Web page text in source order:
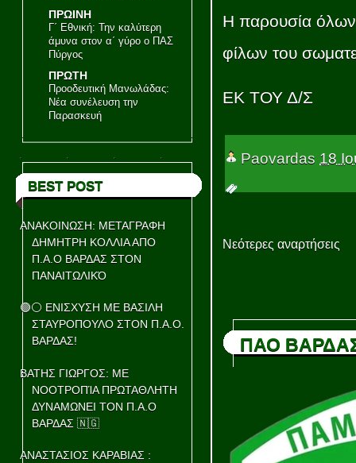
ΠΡΩΙΝΗ
Γ΄ Εθνική: Την καλύτερη
άμυνα στον α΄ γύρο ο ΠΑΣ
Πύργος
ΠΡΩΤΗ
Προοδευτική Μανωλάδας:
Νέα συνέλευση την
Παρασκευή
BEST POST
ΑΝΑΚΟΙΝΩΣΗ: ΜΕΤΑΓΡΑΦΗ
ΔΗΜΗΤΡΗ ΚΟΛΛΙΑ ΑΠΟ
Π.Α.Ο ΒΑΡΔΑΣ ΣΤΟΝ
ΠΑΝΑΙΤΩΛΙΚΌ
🟢⚪ ΕΝΙΣΧΥΣΗ ΜΕ ΒΑΣΙΛΗ
ΣΤΑΥΡΟΠΟΥΛΟ ΣΤΟΝ Π.Α.Ο.
ΒΑΡΔΑΣ!
ΒΑΤΗΣ ΓΙΩΡΓΟΣ: ΜΕ
ΝΟΟΤΡΟΠΊΑ ΠΡΩΤΑΘΛΗΤΗ
ΔΥΝΑΜΩΝΕΙ ΤΟΝ Π.Α.Ο
ΒΑΡΔΑΣ 🇳🇬
ΑΝΑΣΤΑΣΙΟΣ ΚΑΡΑΒΙΑΣ :
Η παρουσία όλων
φίλων του
ΕΚ ΤΟΥ Δ/Σ
Paovardas 18
Νεότερες αναρτήσεις
ΠΑΟ